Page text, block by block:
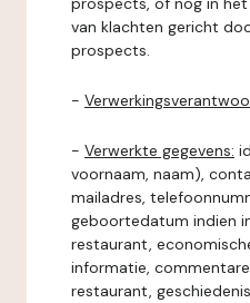
van klachten gericht
prospects.
-
- Verwerkte gegevens:
voornaam, naam),
mailadres,
geboortedatum indien
restaurant,
informatie,
restaurant,